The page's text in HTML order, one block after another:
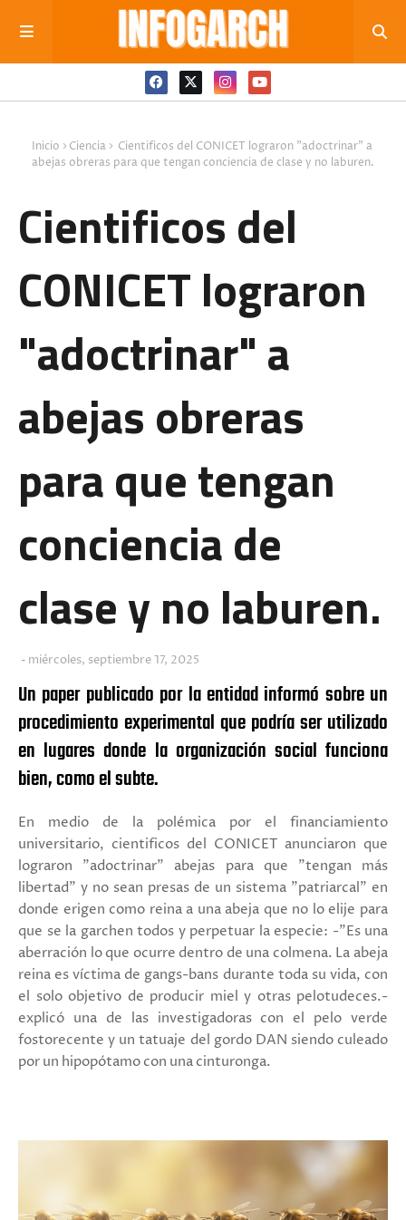
Inicio Ciencia
Cientificos del CONICET lograron "adoctrinar" a
abejas obreras para que tengan conciencia de clase y no laburen.
Cientificos del
CONICET lograron
"adoctrinar" a
abejas obreras
para que tengan
conciencia de
clase y no laburen.
miércoles, septiembre 17, 2025
Un paper publicado por la entidad informó sobre un
procedimiento experimental que podría ser utilizado
en lugares donde la organización social funciona
bien, como el subte.
En medio de la polémica por el financiamiento
universitario, cientificos del CONICET anunciaron que
lograron "adoctrinar" abejas para que "tengan más
libertad" y no sean presas de un sistema "patriarcal" en
donde erigen como reina a una abeja que no lo elije para
que se la garchen todos y perpetuar la especie: -"Es una
aberración lo que ocurre dentro de una colmena. La abeja
reina es víctima de gangs-bans durante toda su vida, con
el solo objetivo de producir miel y otras pelotudeces.-
explicó una de las investigadoras con el pelo verde
fostorecente y un tatuaje del gordo DAN siendo culeado
por un hipopótamo con una cinturonga.